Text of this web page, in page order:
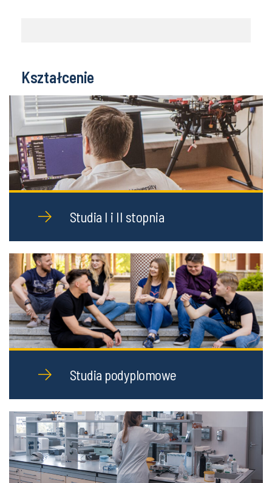
Kształcenie
Studia I i II stopnia
Studia podyplomowe